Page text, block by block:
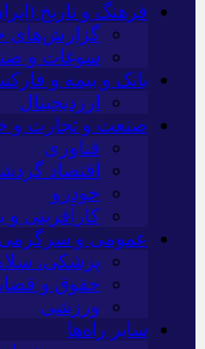
فرهنگ و تاریخ
گزارش‌های
سوغات و
بانک و بیمه و
ارزدیجیتال
صنعت و تجارت و
فناوری
اقتصاد
خودرو
کارآفرینی و
عمومی و سرگرمی
پزشکی،
حقوق و
ورزشی
سایر راه‌ها